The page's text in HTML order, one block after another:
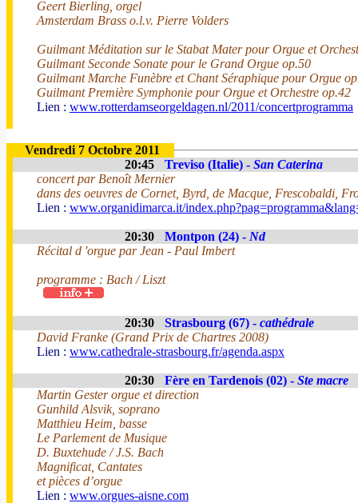
Geert Bierling, orgel
Amsterdam Brass o.l.v. Pierre Volders
Guilmant Méditation sur le Stabat Mater pour Orgue et
Guilmant Seconde Sonate pour le Grand Orgue op.50
Guilmant Marche Funèbre et Chant Séraphique pour Orgue
Guilmant Première Symphonie pour Orgue et Orchestre op.42
Lien : www.rotterdamseorgeldagen.nl/2011/concertprogramma
Vendredi 7 Octobre 2011
20:45
Treviso (Italie) - San Caterina
concert par Benoît Mernier
dans des oeuvres de Cornet, Byrd, de Macque, Frescobaldi,
Lien : www.organidimarca.it/
20:30 Montpon (24) - Nd
Récital d 'orgue par Jean - Paul Imbert
programme : Bach / Liszt
20:30 Strasbourg (67) - cathédrale
David Franke (Grand Prix de Chartres 2008)
Lien : www.cathedrale-strasbourg.fr/agenda.aspx
20:30 Fère en Tardenois (02) - Ste macre
Martin Gester orgue et direction
Gunhild Alsvik, soprano
Matthieu Heim, basse
Le Parlement de Musique
D. Buxtehude / J.S. Bach
Magnificat, Cantates
et pièces d’orgue
Lien : www.orgues-aisne.com